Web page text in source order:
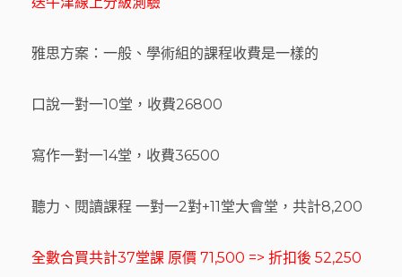
雅思方案：一般、學術組的課程收費是一樣的
口說一對一10堂，收費26800
寫作一對一14堂，收費36500
聽力、閱讀課程 一對一2對+11堂大會堂，共計8,200
全數合買共計37堂課 原價 71,500 => 折扣後 52,250